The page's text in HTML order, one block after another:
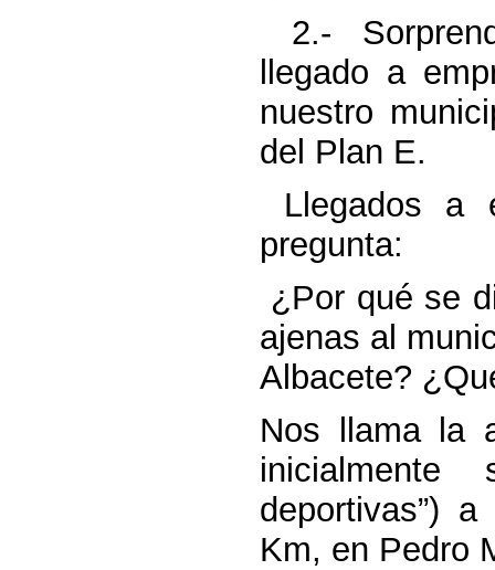
2.-
llegado a
nuestro
del Plan E.
Llegados a
pregunta:
¿Por qué se
ajenas al
Albacete?
Nos llama la
inicialmente
deportivas”)
Km, en Pedro